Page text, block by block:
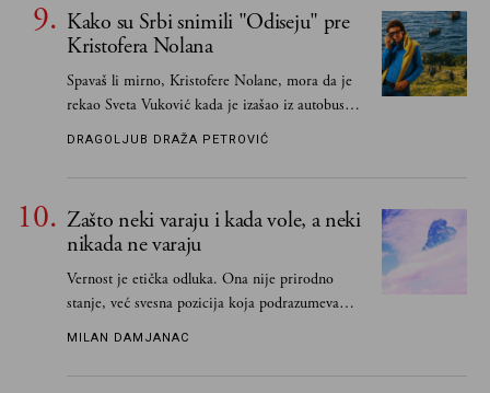
Kako su Srbi snimili "Odiseju" pre
Kristofera Nolana
Spavaš li mirno, Kristofere Nolane, mora da je
rekao Sveta Vuković kada je izašao iz autobusa i
čim je stigao kući pozvao Vojkana
DRAGOLJUB DRAŽA PETROVIĆ
Zašto neki varaju i kada vole, a neki
nikada ne varaju
Vernost je etička odluka. Ona nije prirodno
stanje, već svesna pozicija koja podrazumeva
MILAN DAMJANAC